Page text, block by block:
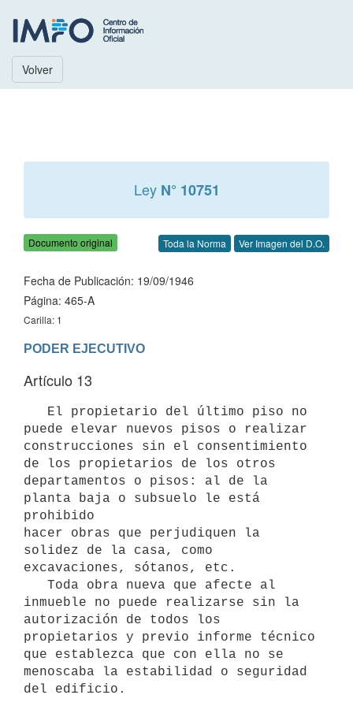
Volver
Ley N° 10751
Documento original Toda la Norma Ver Imagen del D.O.
Fecha de Publicación: 19/09/1946
Página: 465-A
Carilla: 1
PODER EJECUTIVO
Artículo 13
puede elevar nuevos pisos o realizar
construcciones sin el consentimiento
de los propietarios de los otros
departamentos o pisos: al de la
planta baja o subsuelo le está
prohibido
hacer obras que perjudiquen la
solidez de la casa, como
excavaciones, sótanos, etc.
inmueble no puede realizarse sin la
autorización de todos los
propietarios y previo informe técnico
que establezca que con ella no se
menoscaba la estabilidad o seguridad
del edificio.